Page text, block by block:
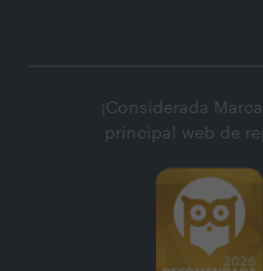
¡Considerada
principal web de